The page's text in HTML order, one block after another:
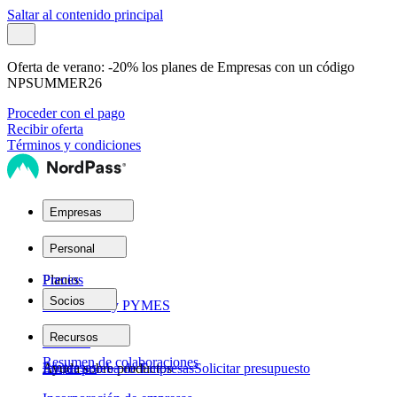
Saltar al contenido principal
Oferta de verano: -20% los planes de Empresas con un código
NPSUMMER26
Proceder con el pago
Recibir oferta
Términos y condiciones
Empresas
Planes
Autónomos y PYMES
Empresas
Personal
Planes
Personal
Precios
Socios
Red de socios
Resumen de colaboraciones
Recursos
Ayuda sobre productos
Iniciar prueba de EmpresasSolicitar presupuesto